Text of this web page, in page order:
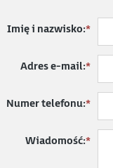
Imię i nazwisko:*
Adres e-mail:*
Numer telefonu:*
Wiadomość:*